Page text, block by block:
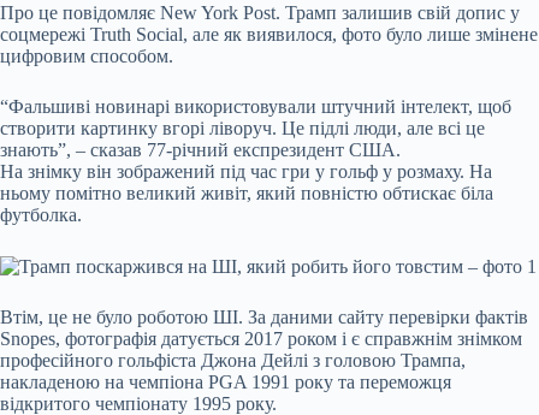
Про це повідомляє New York Post. Трамп залишив свій допис у
соцмережі Truth Social, але як виявилося, фото було лише змінене
цифровим способом.
“Фальшиві новинарі використовували штучний інтелект, щоб
створити картинку вгорі ліворуч. Це підлі люди, але всі це
знають”, – сказав 77-річний експрезидент США.
На знімку він зображений під час гри у гольф у розмаху. На
ньому помітно великий живіт, який повністю обтискає біла
футболка.
Втім, це не було роботою ШІ. За даними сайту перевірки фактів
Snopes, фотографія датується 2017 роком і є справжнім знімком
професійного гольфіста Джона Дейлі з головою Трампа,
накладеною на чемпіона PGA 1991 року та переможця
відкритого чемпіонату 1995 року.